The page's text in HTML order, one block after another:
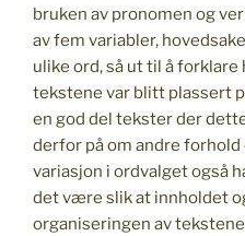
bruken av pronomen og
av fem variabler,
ulike ord, så ut til å
tekstene var blitt plassert
en god del tekster der
derfor på om andre
variasjon i ordvalget også
det være slik at innholdet
organiseringen av